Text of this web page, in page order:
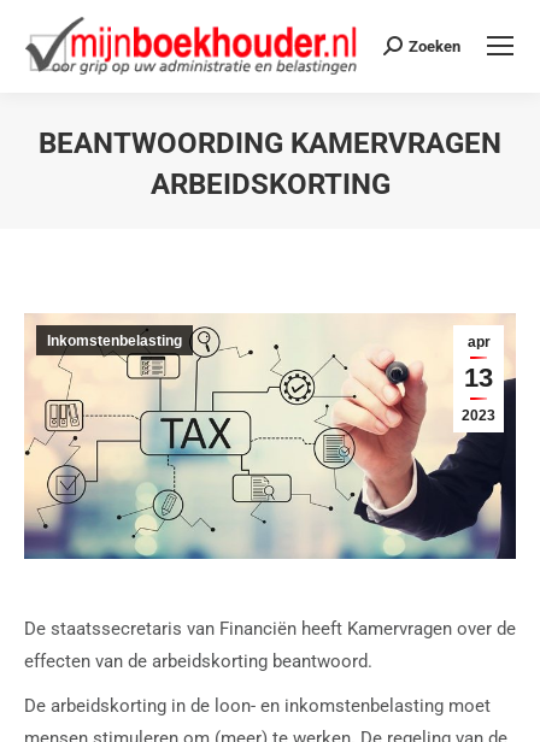
Zoeken
BEANTWOORDING KAMERVRAGEN
ARBEIDSKORTING
apr
13
2023
Inkomstenbelasting
De staatssecretaris van Financiën heeft Kamervragen over de
effecten van de arbeidskorting beantwoord.
De arbeidskorting in de loon- en inkomstenbelasting moet